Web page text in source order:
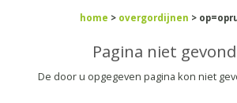
home > overgordijnen >
Pagina niet
De door u opgegeven pagina kon niet